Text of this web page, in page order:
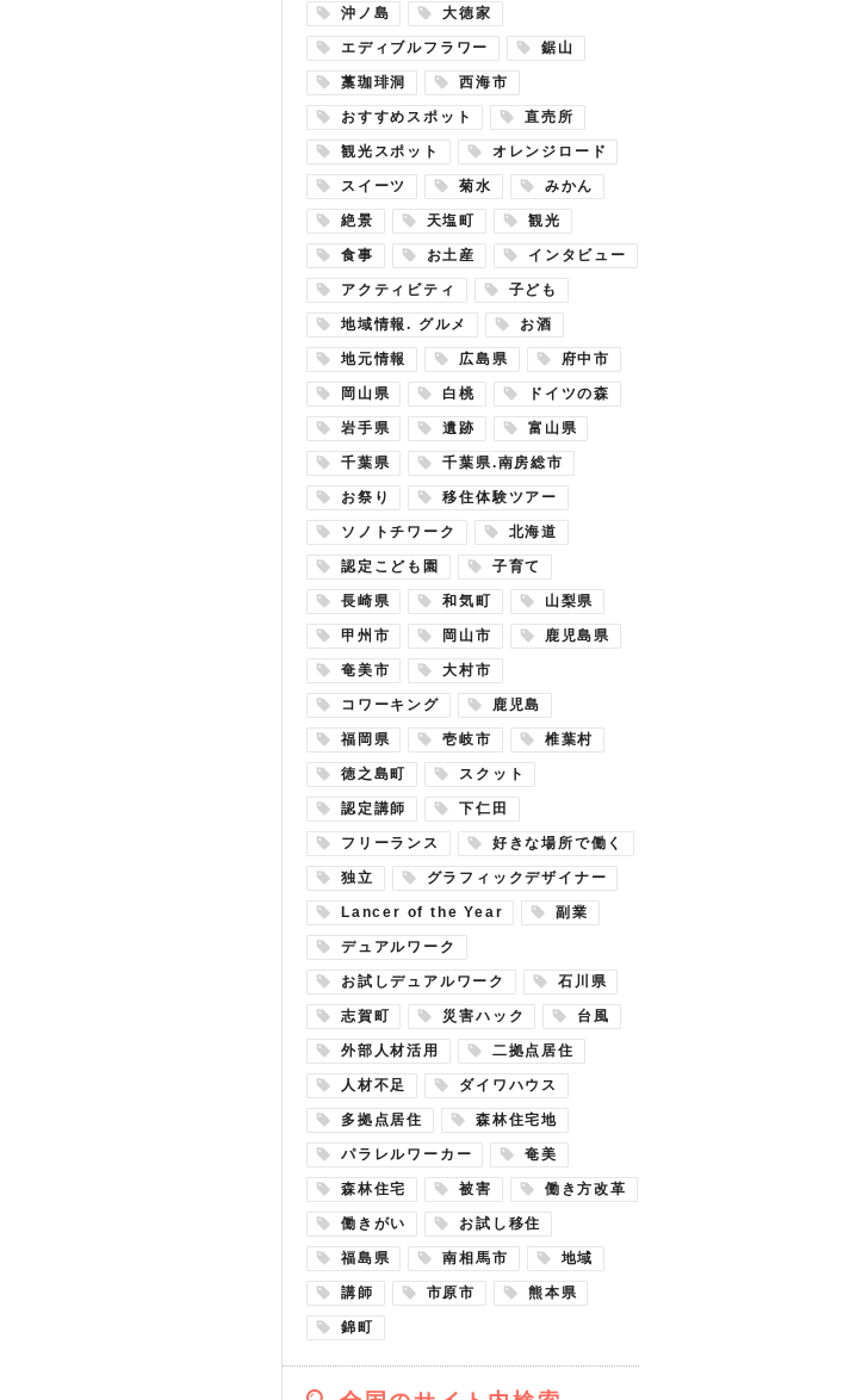
沖ノ島 大徳家
エディブルフラワー 鋸山
藁珈琲洞 西海市
おすすめスポット 直売所
観光スポット オレンジロード
スイーツ 菊水 みかん
絶景 天塩町 観光
食事 お土産 インタビュー
アクティビティ 子ども
地域情報. グルメ お酒
地元情報 広島県 府中市
岡山県 白桃 ドイツの森
岩手県 遺跡 富山県
千葉県 千葉県.南房総市
お祭り 移住体験ツアー
ソノトチワーク 北海道
認定こども園 子育て
長崎県 和気町 山梨県
甲州市 岡山市 鹿児島県
奄美市 大村市
コワーキング 鹿児島
福岡県 壱岐市 椎葉村
徳之島町 スクット
認定講師 下仁田
フリーランス 好きな場所で働く
独立 グラフィックデザイナー
Lancer of the Year 副業
デュアルワーク
お試しデュアルワーク 石川県
志賀町 災害ハック 台風
外部人材活用 二拠点居住
人材不足 ダイワハウス
多拠点居住 森林住宅地
パラレルワーカー 奄美
森林住宅 被害 働き方改革
働きがい お試し移住
福島県 南相馬市 地域
講師 市原市 熊本県
錦町